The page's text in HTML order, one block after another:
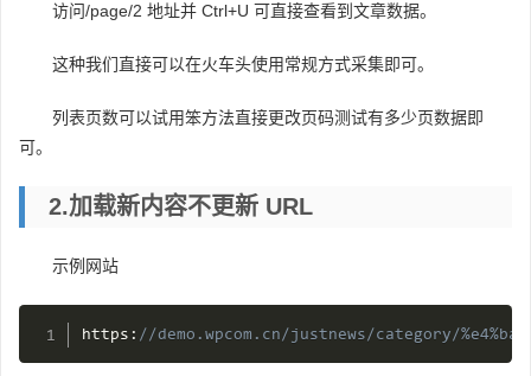
访问/page/2 地址并 Ctrl+U 可直接查看到文章数据。
这种我们直接可以在火车头使用常规方式采集即可。
列表页数可以试用笨方法直接更改页码测试有多少页数据即
可。
2.加载新内容不更新 URL
示例网站
https : //demo.wpcom.cn/justnews/category/